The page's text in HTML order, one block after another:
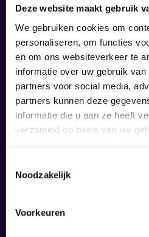
Deze website maakt gebruik
We gebruiken cookies om
personaliseren, om functies
en om ons websiteverkeer te
informatie over uw gebruik
partners voor social media,
partners kunnen deze
informatie die u aan ze heeft
verzameld op basis van uw
gaat akkoord met onze
Noodzakelijk
Voorkeurenmeer informatie